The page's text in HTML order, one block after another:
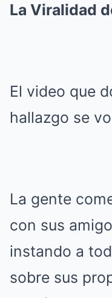
La Viralidad
El video que
hallazgo se
La gente
con sus
instando a
sobre sus